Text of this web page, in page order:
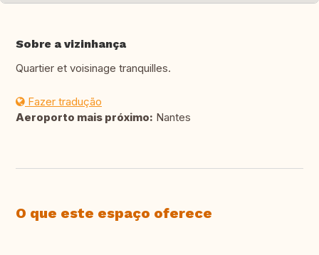
Sobre a vizinhança
Quartier et voisinage tranquilles.
Fazer tradução
Aeroporto mais próximo: Nantes
O que este espaço oferece